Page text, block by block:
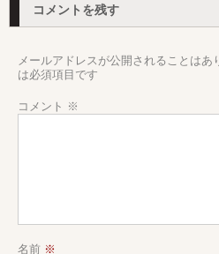
コメントを残す
メールアドレスが公開されることはあ
は必須項目です
コメント ※
名前 ※